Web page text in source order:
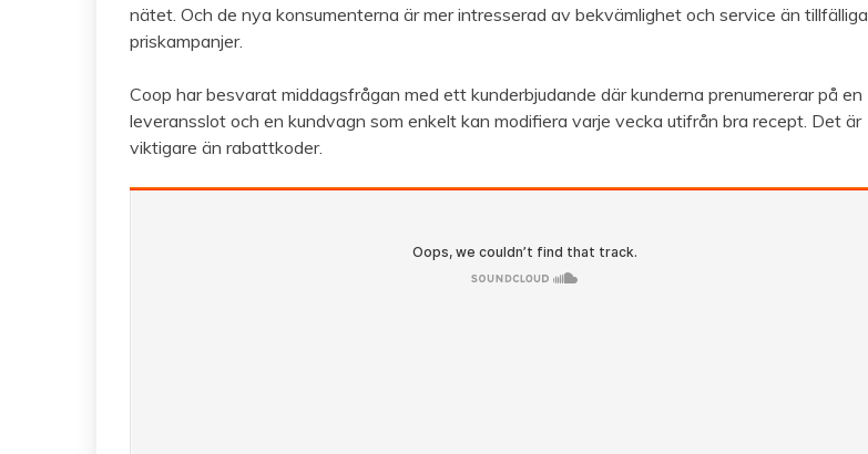
nätet. Och de nya konsumenterna är mer intresserad av bekvämlighet och service än tillfälliga
priskampanjer.
Coop har besvarat middagsfrågan med ett kunderbjudande där kunderna prenumererar på en
leveransslot och en kundvagn som enkelt kan modifiera varje vecka utifrån bra recept. Det är
viktigare än rabattkoder.